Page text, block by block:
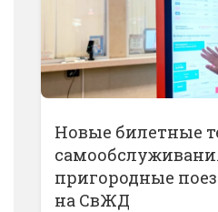
Новые билетные
пригородные
на СвЖД